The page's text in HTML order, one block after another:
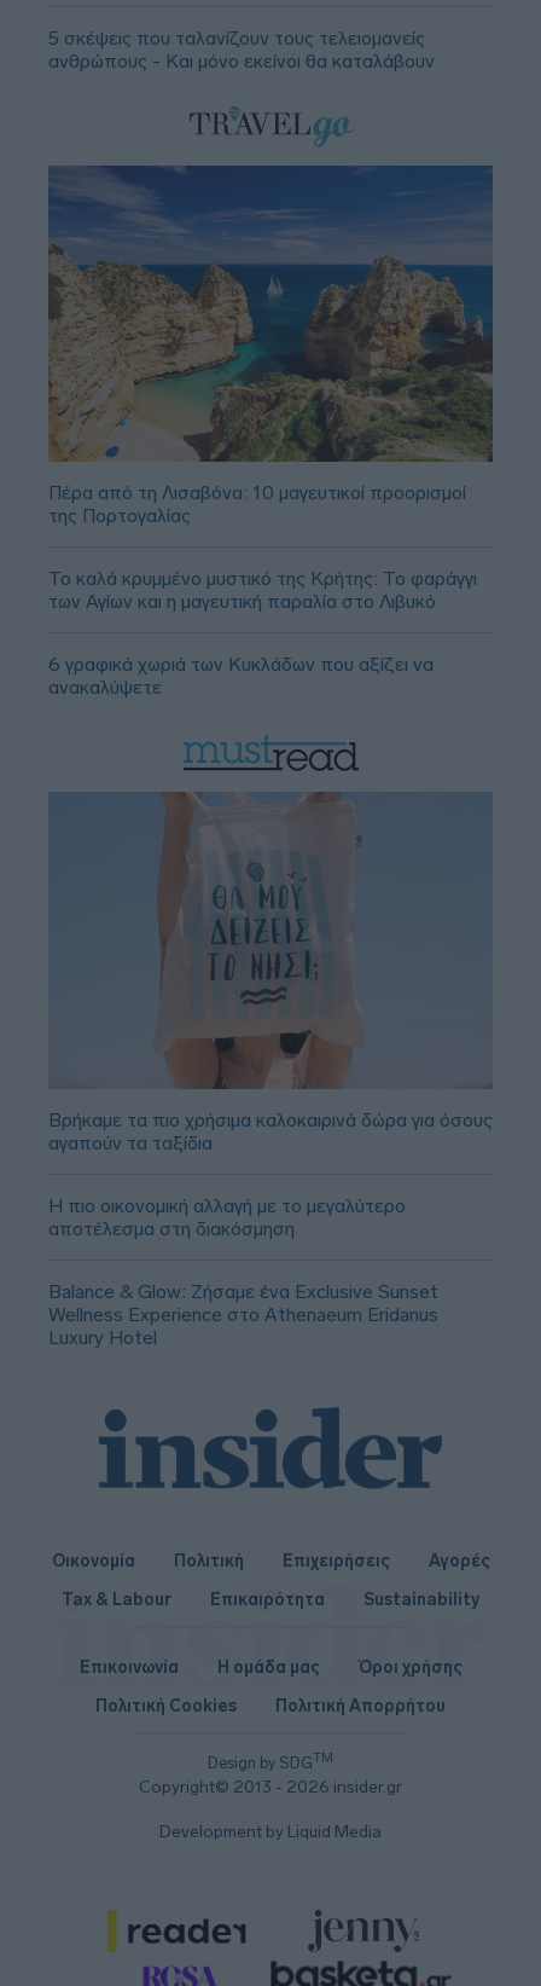
5 σκέψεις που ταλανίζουν τους τελειομανείς
ανθρώπους - Και μόνο εκείνοι θα καταλάβουν
Πέρα από τη Λισαβόνα: 10 μαγευτικοί προορισμοί
της Πορτογαλίας
Το καλά κρυμμένο μυστικό της Κρήτης: Το φαράγγι
των Αγίων και η μαγευτική παραλία στο Λιβυκό
6 γραφικά χωριά των Κυκλάδων που αξίζει να
ανακαλύψετε
Βρήκαμε τα πιο χρήσιμα καλοκαιρινά δώρα για όσους
αγαπούν τα ταξίδια
Η πιο οικονομική αλλαγή με το μεγαλύτερο
αποτέλεσμα στη διακόσμηση
Balance & Glow: Ζήσαμε ένα Exclusive Sunset
Wellness Experience στο Athenaeum Eridanus
Luxury Hotel
Οικονομία Πολιτική Επιχειρήσεις
Αγορές
Tax & Labour
Επικαιρότητα Sustainability
Design by SDGTM
Copyright© 2013 - 2026 insider.gr
Επικοινωνία Η ομάδα μας
Όροι χρήσης
Πολιτική Cookies
Πολιτική Απορρήτου
Development by Liquid Media